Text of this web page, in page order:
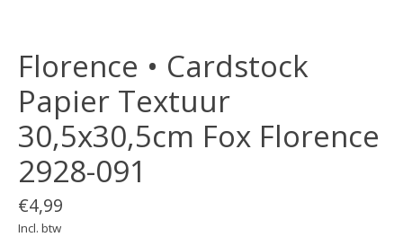
Florence • Cardstock
Papier Textuur
30,5x30,5cm Fox Florence
2928-091
€4,99
Incl. btw